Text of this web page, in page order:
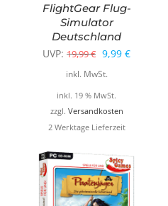
FlightGear Flug-
Simulator
Deutschland
UVP: 19,99€ Ursprünglicher
Preis
war:
19,99 €
9,99 €Aktueller
inkl. MwSt.
inkl. 19 % MwSt.
zzgl. Versandkosten
2 Werktage Lieferzeit